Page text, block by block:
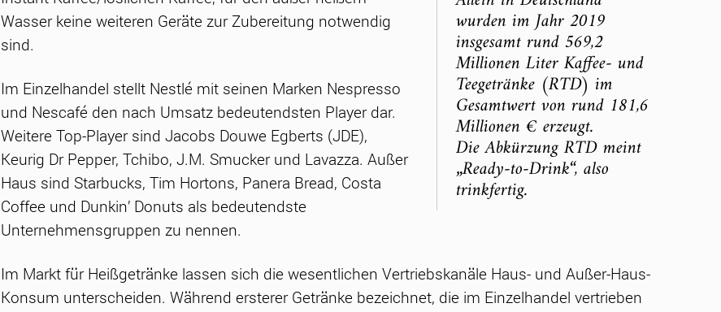
wurden im Jahr 2019
insgesamt rund 569,2
Millionen Liter Kaffee- und
Teegetränke (RTD) im
Gesamtwert von rund 181,6
Millionen € erzeugt.
Die Abkürzung RTD meint
„Ready-to-Drink“, also
trinkfertig.
Wasser keine weiteren Geräte zur Zubereitung notwendig
sind.
Im Einzelhandel stellt Nestlé mit seinen Marken Nespresso
und Nescafé den nach Umsatz bedeutendsten Player dar.
Weitere Top-Player sind Jacobs Douwe Egberts (JDE),
Keurig Dr Pepper, Tchibo, J.M. Smucker und Lavazza. Außer
Haus sind Starbucks, Tim Hortons, Panera Bread, Costa
Coffee und Dunkin’ Donuts als bedeutendste
Unternehmensgruppen zu nennen.
Im Markt für Heißgetränke lassen sich die wesentlichen Vertriebskanäle Haus- und Außer-Haus-
Konsum unterscheiden. Während ersterer Getränke bezeichnet, die im Einzelhandel vertrieben